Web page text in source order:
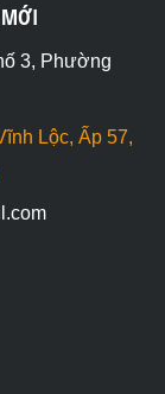
3, Phường
Lộc, Ấp 57,